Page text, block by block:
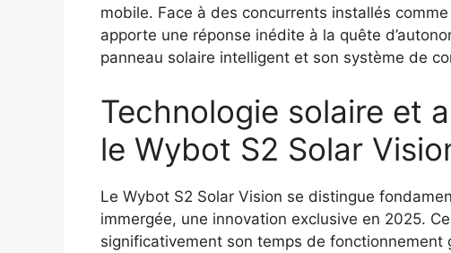
mobile. Face à des concurrents installés
apporte une réponse inédite à la quête
panneau solaire intelligent et son système de
Technologie solaire et
le Wybot S2 Solar
Le Wybot S2 Solar Vision se distingue
immergée, une innovation exclusive en 2025.
significativement son temps de fonctionnement